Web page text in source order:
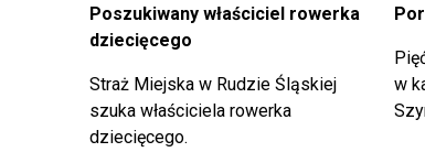
Poszukiwany właściciel rowerka
dziecięcego
Straż Miejska w Rudzie Śląskiej
szuka właściciela rowerka
dziecięcego.
w